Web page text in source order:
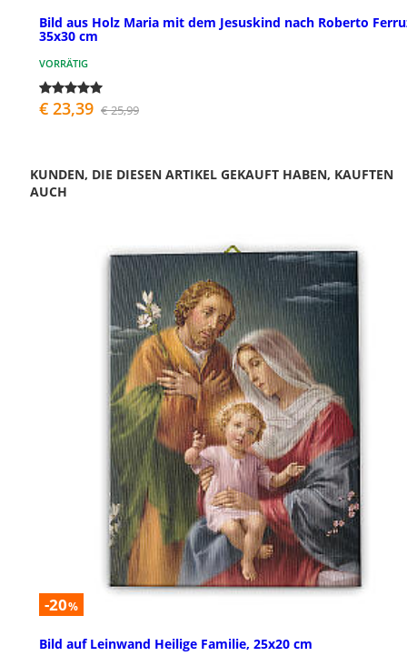
Bild aus Holz Maria mit dem Jesuskind nach Roberto
35x30 cm
VORRÄTIG
€ 23,39 € 25,99
KUNDEN, DIE DIESEN ARTIKEL GEKAUFT HABEN, KAUFTEN
AUCH
-20%
Bild auf Leinwand Heilige Familie, 25x20 cm